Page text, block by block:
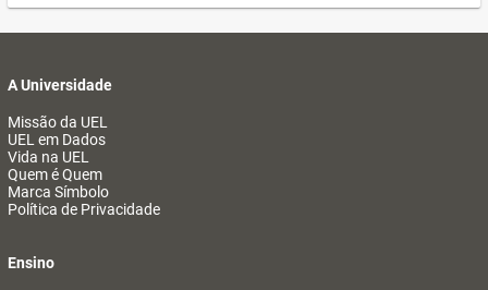
A Universidade
Missão da UEL
UEL em Dados
Vida na UEL
Quem é Quem
Marca Símbolo
Política de Privacidade
Ensino